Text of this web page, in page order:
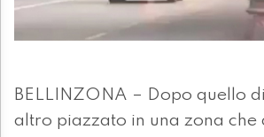
BELLINZONA – Dopo quello
altro piazzato in una zona che